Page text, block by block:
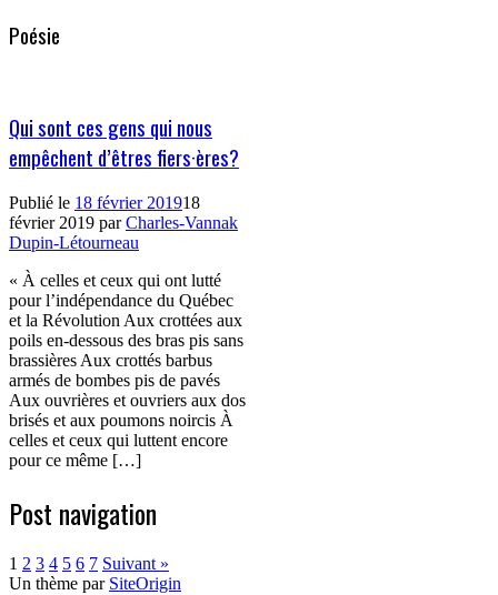
Poésie
Qui sont ces gens qui nous
empêchent d’êtres fiers·ères?
Publié le 18 février 201918
février 2019 parCharles-Vannak
Dupin-Létourneau
« À celles et ceux qui ont lutté
pour l’indépendance du Québec
et la Révolution Aux crottées aux
poils en-dessous des bras pis sans
brassières Aux crottés barbus
armés de bombes pis de pavés
Aux ouvrières et ouvriers aux dos
brisés et aux poumons noircis À
celles et ceux qui luttent encore
pour ce même […]
Post navigation
1 2 3 4 5 6 7 Suivant »
Un thème par SiteOrigin